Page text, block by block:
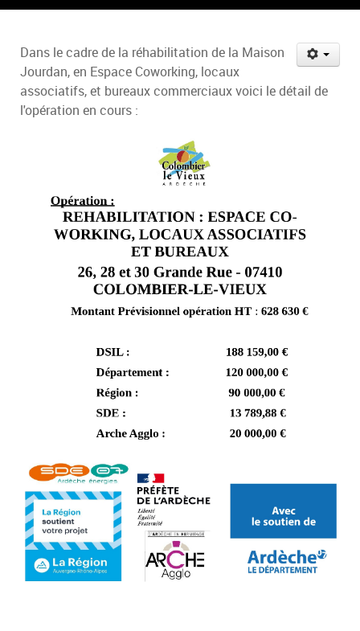
Dans le cadre de la réhabilitation de la Maison
Jourdan, en Espace Coworking, locaux
associatifs, et bureaux commerciaux voici le détail de
l'opération en cours :